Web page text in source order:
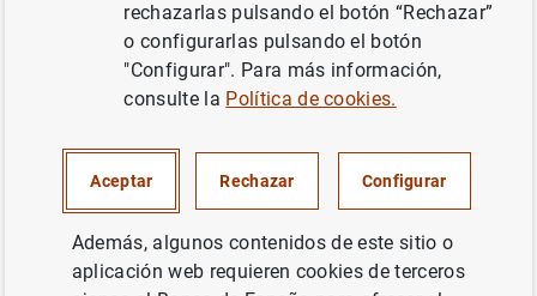
educación financiera para
centros educativos
BANCO DE ESPAÑA
BANCO DE ESPAÑA
rechazarlas pulsando el botón “Rechazar”
o configurarlas pulsando el botón
"Configurar". Para más información,
consulte la Política de cookies.
Aceptar Rechazar Configurar
Además, algunos contenidos de este sitio o
aplicación web requieren cookies de terceros